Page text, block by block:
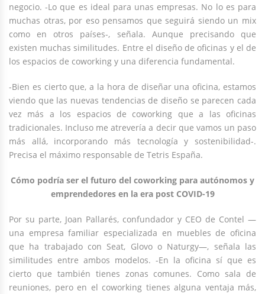
negocio. -Lo que es ideal para unas empresas. No lo es para
muchas otras, por eso pensamos que seguirá siendo un mix
como en otros países-, señala. Aunque precisando que
existen muchas similitudes. Entre el diseño de oficinas y el de
los espacios de coworking y una diferencia fundamental.
-Bien es cierto que, a la hora de diseñar una oficina, estamos
viendo que las nuevas tendencias de diseño se parecen cada
vez más a los espacios de coworking que a las oficinas
tradicionales. Incluso me atrevería a decir que vamos un paso
más allá, incorporando más tecnología y sostenibilidad-.
Precisa el máximo responsable de Tetris España.
Cómo podría ser el futuro del coworking para autónomos y
emprendedores en la era post COVID-19
Por su parte, Joan Pallarés, confundador y CEO de Contel —
una empresa familiar especializada en muebles de oficina
que ha trabajado con Seat, Glovo o Naturgy—, señala las
similitudes entre ambos modelos. -En la oficina sí que es
cierto que también tienes zonas comunes. Como sala de
reuniones, pero en el coworking tienes alguna ventaja más,